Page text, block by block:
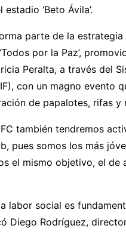
‘Beto Ávila’.
parte de la
por la Paz’,
Peralta, a través del
con un magno evento
de papalotes, rifas y
también tendremos
pues somos los más
el mismo objetivo, el
labor social es
Diego Rodríguez,